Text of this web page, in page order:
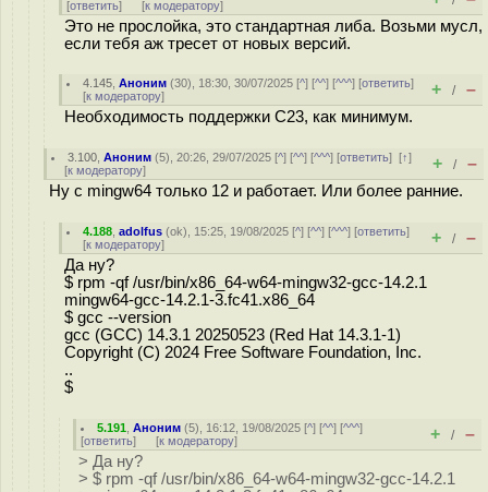
[ответить] [к модератору]
Это не прослойка, это стандартная либа. Возьми мусл,
если тебя аж тресет от новых версий.
4.145 ,Аноним (30), 18:30, 30/07/2025 [^] [^^] [^^^] [ответить]
[к модератору] + / –
Необходимость поддержки C23, как минимум.
3.100 ,Аноним (5), 20:26, 29/07/2025 [^] [^^] [^^^] [ответить][↑]
[к модератору] + / –
Ну с mingw64 только 12 и работает. Или более ранние.
4.188 ,adolfus (ok), 15:25, 19/08/2025 [^] [^^] [^^^] [ответить]
[к модератору] + / –
Да ну?
$ rpm -qf /usr/bin/x86_64-w64-mingw32-gcc-14.2.1
mingw64-gcc-14.2.1-3.fc41.x86_64
$ gcc --version
gcc (GCC) 14.3.1 20250523 (Red Hat 14.3.1-1)
Copyright (C) 2024 Free Software Foundation, Inc.
..
$
5.191 ,Аноним (5), 16:12, 19/08/2025 [^] [^^] [^^^]
[ответить] [к модератору] + / –
> Да ну?
> $ rpm -qf /usr/bin/x86_64-w64-mingw32-gcc-14.2.1